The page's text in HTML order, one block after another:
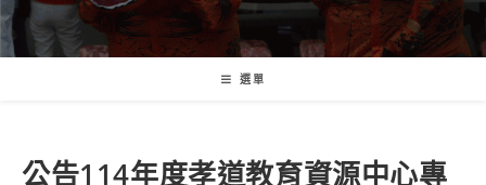
選單
公告114年度孝道教育資源中心專